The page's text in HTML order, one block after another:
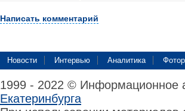
Написать комментарий
Новости Интервью Аналитика
1999 - 2022 © Информационное
Екатеринбурга